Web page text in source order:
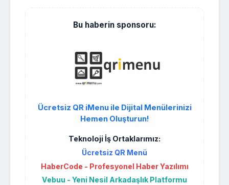
Bu haberin sponsoru:
Ücretsiz QR iMenu ile Dijital Menülerinizi
Hemen Oluşturun!
Teknoloji İş Ortaklarımız:
Ücretsiz QR Menü
HaberCode - Profesyonel Haber Yazılımı
Vebuu - Yeni Nesil Arkadaşlık Platformu